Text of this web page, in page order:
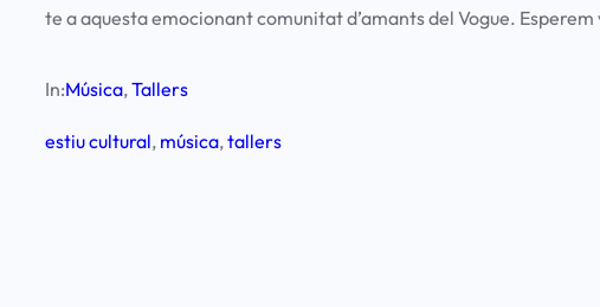
te a aquesta emocionant comunitat d’amants del Vogue. Esperem
In:Música, Tallers
estiu cultural, música, tallers